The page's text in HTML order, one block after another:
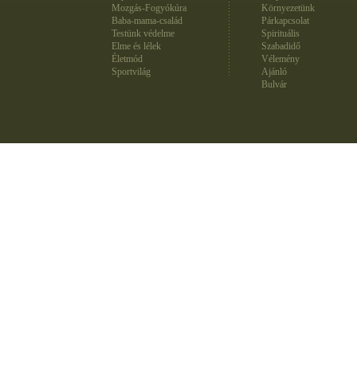
Mozgás-Fogyókúra
Baba-mama-család
Testünk védelme
Elme és lélek
Életmód
Sportvilág
Környezetünk
Párkapcsolat
Spirituális
Szabadidő
Vélemény
Ajánló
Bulvár